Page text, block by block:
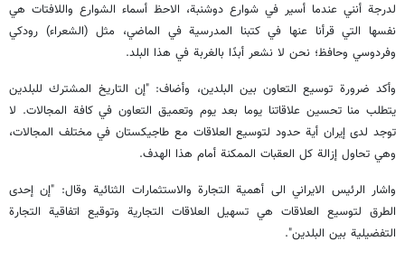
لدرجة أنني عندما أسير في شوارع دوشنبة، الاحظ أسماء الشوارع واللافتات هي
نفسها التي قرأنا عنها في كتبنا المدرسية في الماضي، مثل (الشعراء) رودكي
وفردوسي وحافظ؛ نحن لا نشعر أبدًا بالغربة في هذا البلد.
وأكد ضرورة توسيع التعاون بين البلدين، وأضاف: "إن التاريخ المشترك للبلدين
يتطلب منا تحسين علاقاتنا يوما بعد يوم وتعميق التعاون في كافة المجالات. لا
توجد لدى إيران أية حدود لتوسيع العلاقات مع طاجيكستان في مختلف المجالات،
وهي تحاول إزالة كل العقبات الممكنة أمام هذا الهدف.
واشار الرئيس الايراني الى أهمية التجارة والاستثمارات الثنائية وقال: "إن إحدى
الطرق لتوسيع العلاقات هي تسهيل العلاقات التجارية وتوقيع اتفاقية التجارة
التفضيلية بين البلدين".